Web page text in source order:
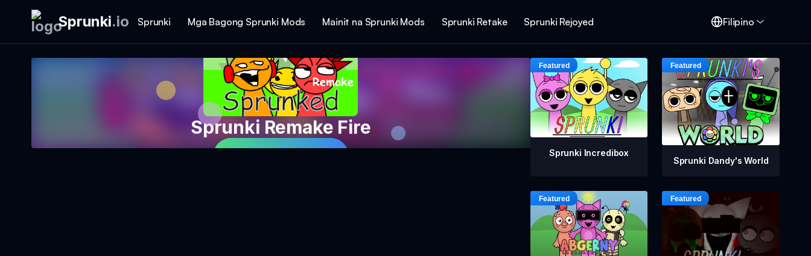
Sprunki.io Sprunki Mga Bagong Sprunki Mods Mainit na Sprunki Mods Sprunki Retake Sprunki Rejoyed Filipino
Sprunki Remake Fire
Sprunki Incredibox
Sprunki Dandy's World